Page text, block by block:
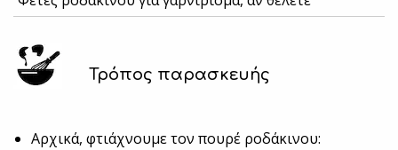
Τρόπος παρασκευής
Αρχικά, φτιάχνουμε τον πουρέ ροδάκινου: